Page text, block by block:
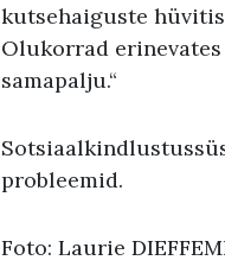
kutsehaiguste
Olukorrad
samapalju.“
probleemid.
Foto: Laurie